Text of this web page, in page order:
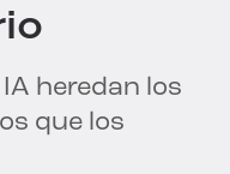
heredan los
que los